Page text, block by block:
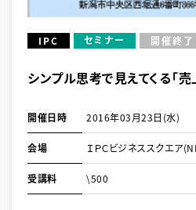
IPC セミナー 開催終了
シンプル思考で見えてくる「
開催日時 2016年03月23日(水)
会場 ＩＰＣビジネススクエア
受講料 \500